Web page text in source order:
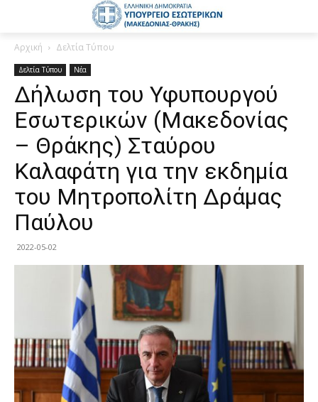
Αρχική Δελτία Τύπου
Δελτία Τύπου Νέα
Δήλωση του Υφυπουργού
Εσωτερικών (Μακεδονίας
– Θράκης) Σταύρου
Καλαφάτη για την εκδημία
του Μητροπολίτη Δράμας
Παύλου
2022-05-02